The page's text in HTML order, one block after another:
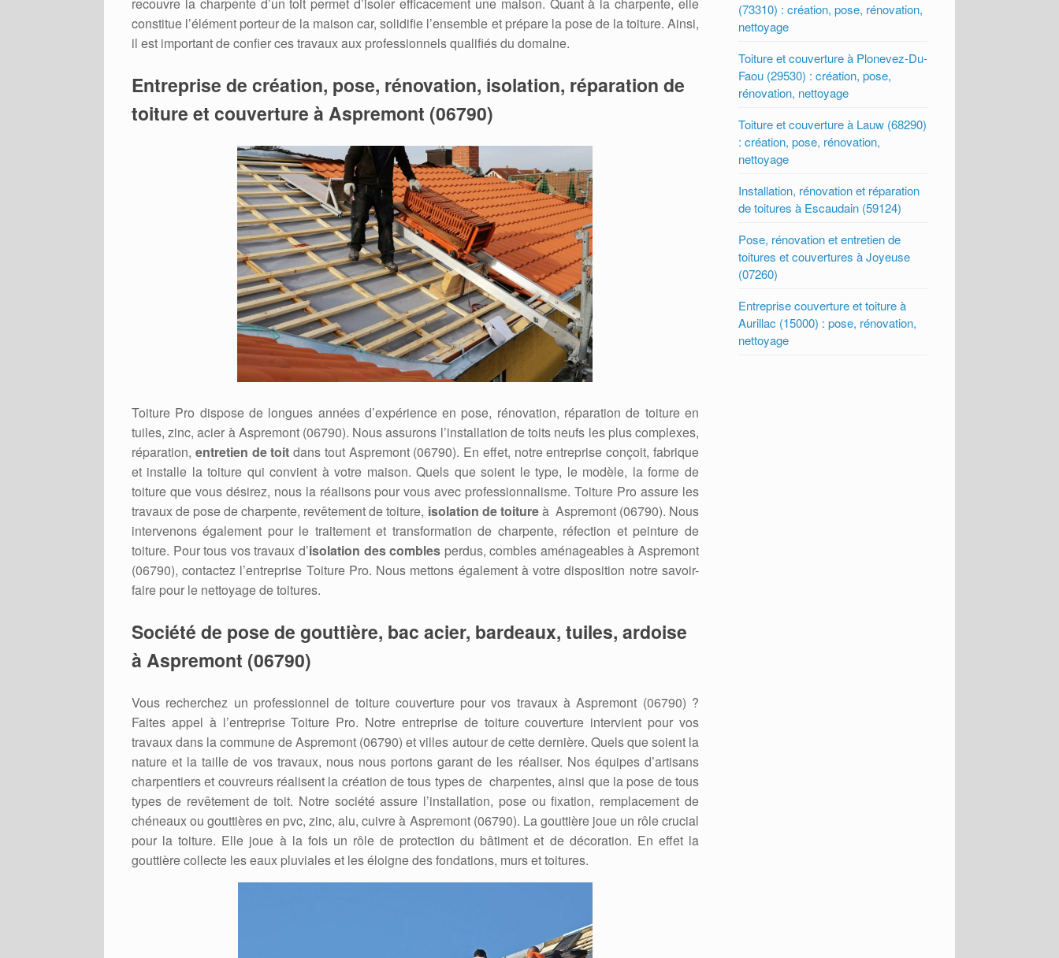
constitue l’élément porteur de la maison car, solidifie l’ensemble et prépare la pose de la toiture. Ainsi,
il est important de confier ces travaux aux professionnels qualifiés du domaine.
Entreprise de création, pose, rénovation, isolation, réparation de
toiture et couverture à Aspremont (06790)
Toiture Pro dispose de longues années d’expérience en pose, rénovation, réparation de toiture en
tuiles, zinc, acier à Aspremont (06790). Nous assurons l’installation de toits neufs les plus complexes,
réparation, entretien de toit dans tout Aspremont (06790). En effet, notre entreprise conçoit, fabrique
et installe la toiture qui convient à votre maison. Quels que soient le type, le modèle, la forme de
toiture que vous désirez, nous la réalisons pour vous avec professionnalisme. Toiture Pro assure les
travaux de pose de charpente, revêtement de toiture, isolation de toitureà Aspremont (06790). Nous
intervenons également pour le traitement et transformation de charpente, réfection et peinture de
toiture. Pour tous vos travaux d’isolation des combles perdus, combles aménageables à Aspremont
(06790), contactez l’entreprise Toiture Pro. Nous mettons également à votre disposition notre savoir-
faire pour le nettoyage de toitures.
Société de pose de gouttière, bac acier, bardeaux, tuiles, ardoise
à Aspremont (06790)
Vous recherchez un professionnel de toiture couverture pour vos travaux à Aspremont (06790) ?
Faites appel à l’entreprise Toiture Pro. Notre entreprise de toiture couverture intervient pour vos
travaux dans la commune de Aspremont (06790) et villes autour de cette dernière. Quels que soient la
nature et la taille de vos travaux, nous nous portons garant de les réaliser. Nos équipes d’artisans
charpentiers et couvreurs réalisent la création de tous types de charpentes, ainsi que la pose de tous
types de revêtement de toit. Notre société assure l’installation, pose ou fixation, remplacement de
chéneaux ou gouttières en pvc, zinc, alu, cuivre à Aspremont (06790). La gouttière joue un rôle crucial
pour la toiture. Elle joue à la fois un rôle de protection du bâtiment et de décoration. En effet la
gouttière collecte les eaux pluviales et les éloigne des fondations, murs et toitures.
(73310) : création, pose, rénovation,
nettoyage
Toiture et couverture à Plonevez-Du-
Faou (29530) : création, pose,
rénovation, nettoyage
Toiture et couverture à Lauw (68290)
: création, pose, rénovation,
nettoyage
Installation, rénovation et réparation
de toitures à Escaudain (59124)
Pose, rénovation et entretien de
toitures et couvertures à Joyeuse
(07260)
Entreprise couverture et toiture à
Aurillac (15000) : pose, rénovation,
nettoyage